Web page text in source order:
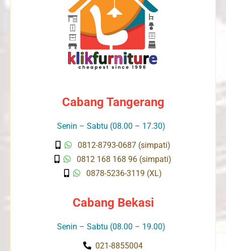
Cabang Tangerang
Senin – Sabtu (08.00 – 17.30)
0812-8793-0687 (simpati)
0812 168 168 96 (simpati)
0878-5236-3119 (XL)
Cabang Bekasi
Senin – Sabtu (08.00 – 19.00)
021-8855004